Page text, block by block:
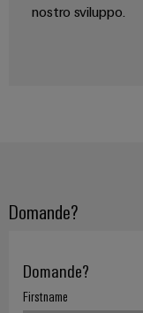
nostro sviluppo.
Domande?
Domande?
Firstname